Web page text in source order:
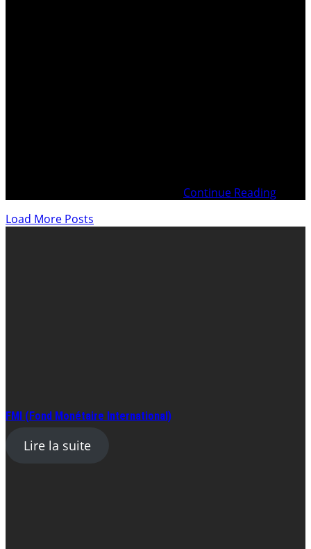
Continue Reading
Load More Posts
FMI (Fond Monétaire International)
Lire la suite